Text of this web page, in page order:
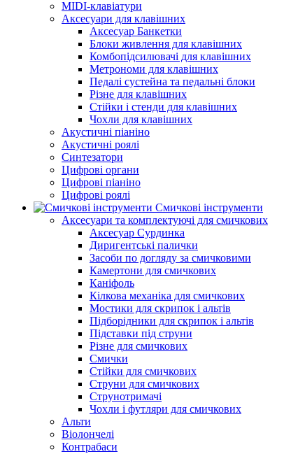
MIDI-клавіатури
Аксесуари для клавішних
Аксесуар Банкетки
Блоки живлення для клавішних
Комбопідсилювачі для клавішних
Метрономи для клавішних
Педалі сустейна та педальні блоки
Різне для клавішних
Стійки і стенди для клавішних
Чохли для клавішних
Акустичні піаніно
Акустичні роялі
Синтезатори
Цифрові органи
Цифрові піаніно
Цифрові роялі
Смичкові інструменти
Аксесуари та комплектуючі для смичкових
Аксесуар Сурдинка
Диригентські палички
Засоби по догляду за смичковими
Камертони для смичкових
Каніфоль
Кілкова механіка для смичкових
Мостики для скрипок і альтів
Підборiдники для скрипок і альтів
Підставки під струни
Різне для смичкових
Смички
Стійки для смичкових
Струни для смичкових
Струнотримачі
Чохли і футляри для смичкових
Альти
Віолончелі
Контрабаси